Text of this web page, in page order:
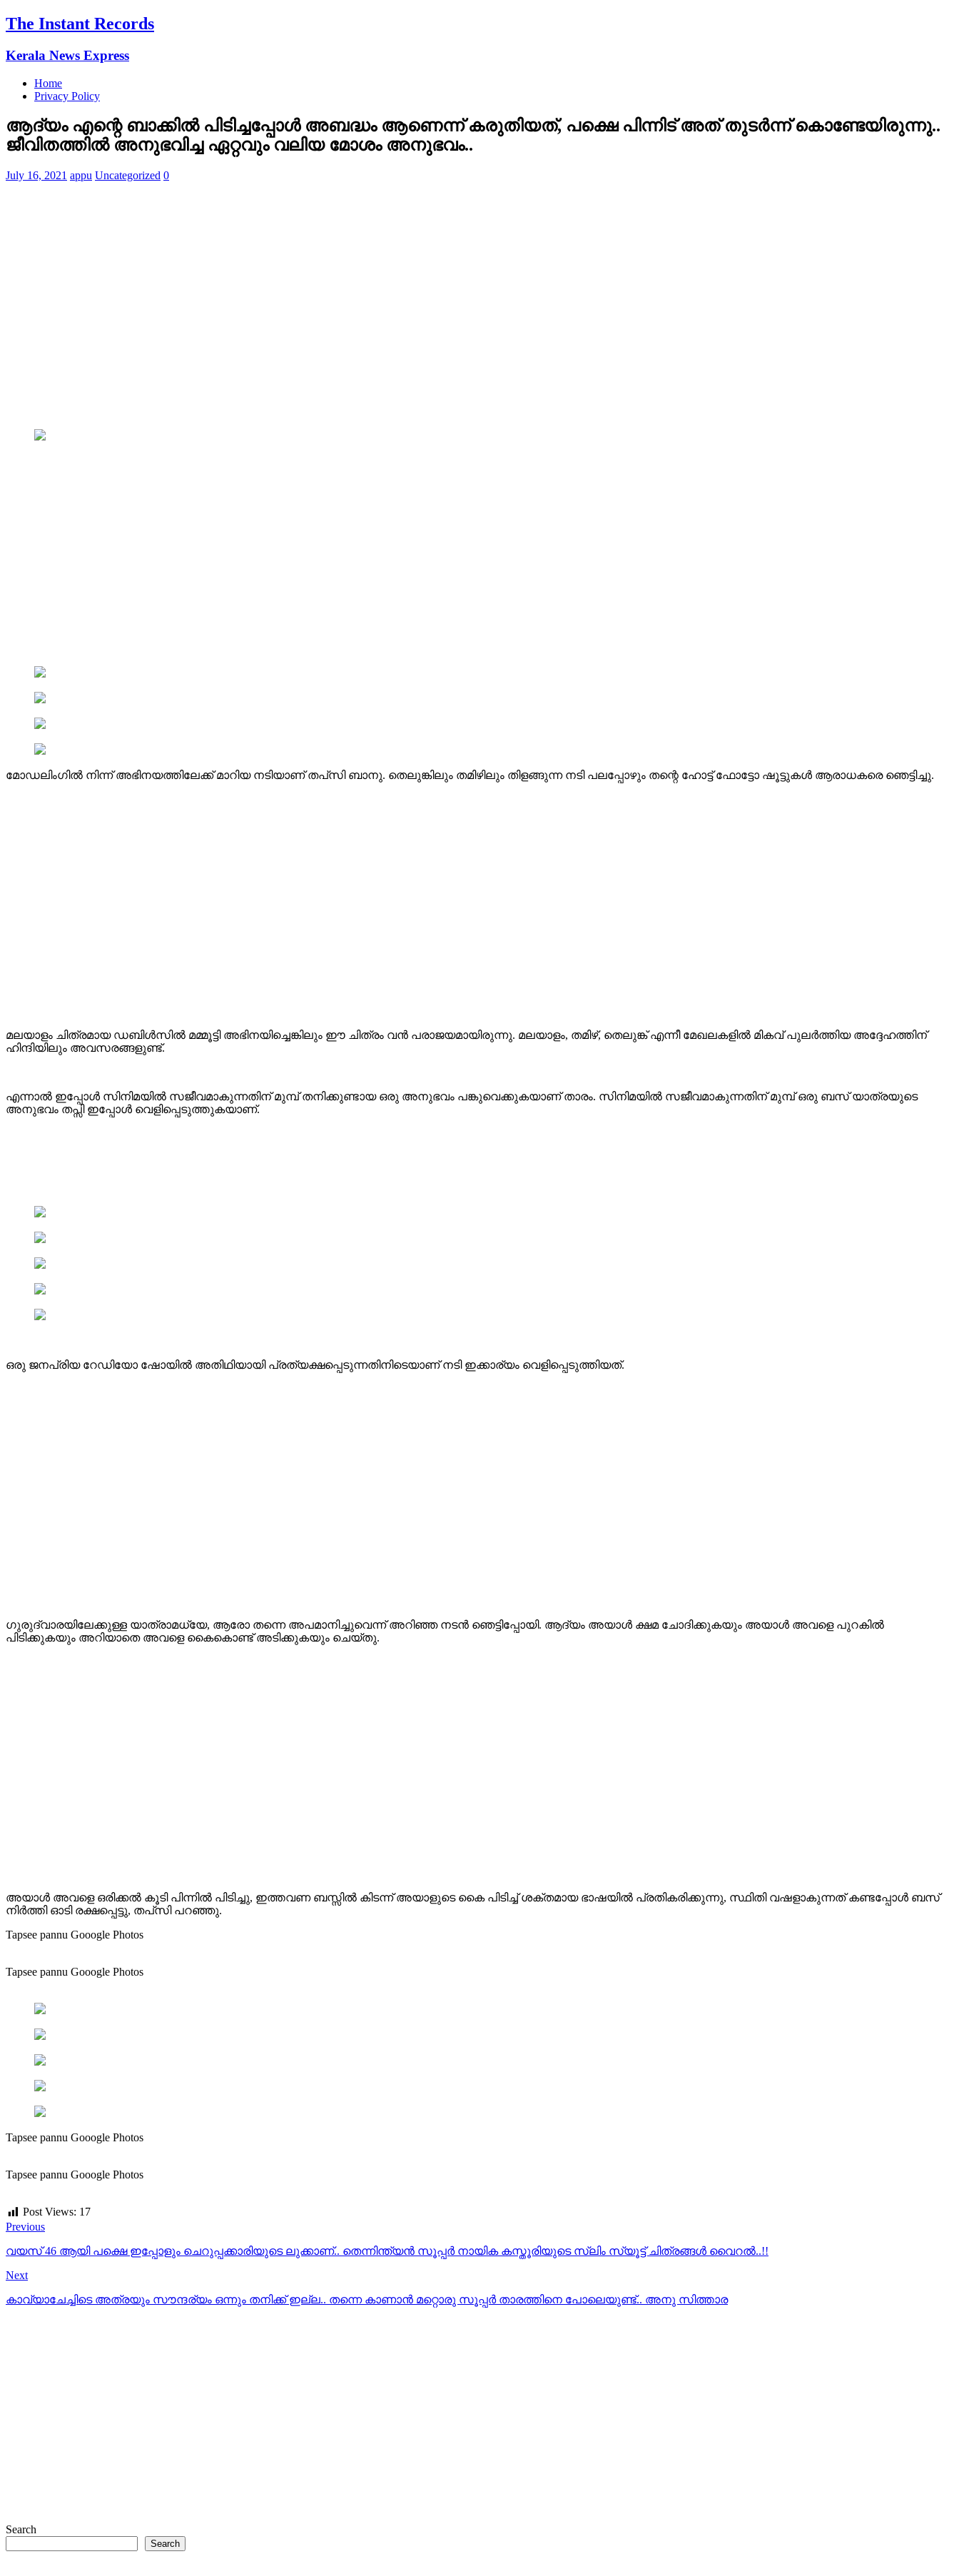
The Instant Records
Kerala News Express
Home
Privacy Policy
ആദ്യം എന്റെ ബാക്കില്‍ പിടിച്ചപ്പോള്‍ അബദ്ധം ആണെന്ന് കരുതിയത്, പക്ഷെ പിന്നിട് അത് തുടര്‍ന്ന് കൊണ്ടേയിരുന്നു..
ജീവിതത്തില്‍ അനുഭവിച്ച ഏറ്റവും വലിയ മോശം അനുഭവം..
July 16, 2021 appu Uncategorized 0
മോഡലിംഗിൽ നിന്ന് അഭിനയത്തിലേക്ക് മാറിയ നടിയാണ് തപ്‌സി ബാനു. തെലുങ്കിലും തമിഴിലും തിളങ്ങുന്ന നടി പലപ്പോഴും തന്റെ ഹോട്ട് ഫോട്ടോ ഷൂട്ടുകൾ ആരാധകരെ ഞെട്ടിച്ചു.
മലയാളം ചിത്രമായ ഡബിൾസിൽ മമ്മൂട്ടി അഭിനയിച്ചെങ്കിലും ഈ ചിത്രം വൻ പരാജയമായിരുന്നു. മലയാളം, തമിഴ്, തെലുങ്ക് എന്നീ മേഖലകളിൽ മികവ് പുലർത്തിയ അദ്ദേഹത്തിന്
ഹിന്ദിയിലും അവസരങ്ങളുണ്ട്.
എന്നാൽ ഇപ്പോൾ സിനിമയിൽ സജീവമാകുന്നതിന് മുമ്പ് തനിക്കുണ്ടായ ഒരു അനുഭവം പങ്കുവെക്കുകയാണ് താരം. സിനിമയിൽ സജീവമാകുന്നതിന് മുമ്പ് ഒരു ബസ് യാത്രയുടെ
അനുഭവം തപ്സി ഇപ്പോൾ വെളിപ്പെടുത്തുകയാണ്.
ഒരു ജനപ്രിയ റേഡിയോ ഷോയിൽ അതിഥിയായി പ്രത്യക്ഷപ്പെടുന്നതിനിടെയാണ് നടി ഇക്കാര്യം വെളിപ്പെടുത്തിയത്.
ഗുരുദ്വാരയിലേക്കുള്ള യാത്രാമധ്യേ, ആരോ തന്നെ അപമാനിച്ചുവെന്ന് അറിഞ്ഞ നടൻ ഞെട്ടിപ്പോയി. ആദ്യം അയാൾ ക്ഷമ ചോദിക്കുകയും അയാൾ അവളെ പുറകിൽ
പിടിക്കുകയും അറിയാതെ അവളെ കൈകൊണ്ട് അടിക്കുകയും ചെയ്തു.
അയാൾ അവളെ ഒരിക്കൽ കൂടി പിന്നിൽ പിടിച്ചു, ഇത്തവണ ബസ്സിൽ കിടന്ന് അയാളുടെ കൈ പിടിച്ച് ശക്തമായ ഭാഷയിൽ പ്രതികരിക്കുന്നു, സ്ഥിതി വഷളാകുന്നത് കണ്ടപ്പോൾ ബസ്
നിർത്തി ഓടി രക്ഷപ്പെട്ടു, തപ്‌സി പറഞ്ഞു.
Tapsee pannu Gooogle Photos
Tapsee pannu Gooogle Photos
Tapsee pannu Gooogle Photos
Tapsee pannu Gooogle Photos
Post Views: 17
Previous
വയസ് 46 ആയി പക്ഷെ ഇപ്പോളും ചെറുപ്പക്കാരിയുടെ ലുക്കാണ്.. തെന്നിന്ത്യൻ സൂപ്പർ നായിക കസ്തൂരിയുടെ സ്ലിം സ്യൂട്ട് ചിത്രങ്ങൾ വൈറൽ..!!
Next
കാവ്യാചേച്ചിടെ അത്രയും സൗന്ദര്യം ഒന്നും തനിക്ക് ഇല്ല.. തന്നെ കാണാന്‍ മറ്റൊരു സൂപ്പര്‍ താരത്തിനെ പോലെയുണ്ട്.. അനു സിത്താര
Search
Search